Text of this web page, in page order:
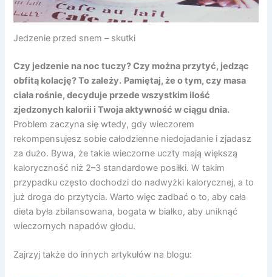
Jedzenie przed snem – skutki
Czy jedzenie na noc tuczy? Czy można przytyć, jedząc
obfitą kolację? To zależy. Pamiętaj, że o tym, czy masa
ciała rośnie, decyduje przede wszystkim ilość
zjedzonych kalorii i Twoja aktywność w ciągu dnia.
Problem zaczyna się wtedy, gdy wieczorem
rekompensujesz sobie całodzienne niedojadanie i zjadasz
za dużo. Bywa, że takie wieczorne uczty mają większą
kaloryczność niż 2–3 standardowe posiłki. W takim
przypadku często dochodzi do nadwyżki kalorycznej, a to
już droga do przytycia. Warto więc zadbać o to, aby cała
dieta była zbilansowana, bogata w białko, aby uniknąć
wieczornych napadów głodu.
Zajrzyj także do innych artykułów na blogu: